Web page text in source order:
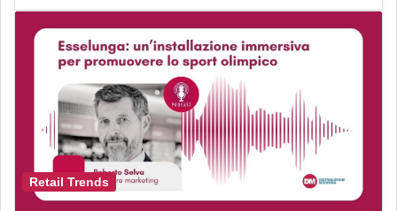
Retail Trends